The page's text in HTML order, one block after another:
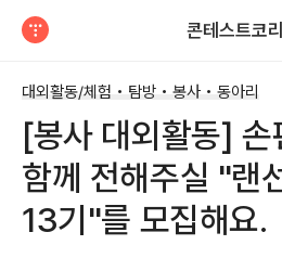
콘테스트코
대외활동/체험 • 탐방 • 봉사 • 동아리
[봉사 대외활동] 손
함께 전해주실 "랜
13기"를 모집해요.